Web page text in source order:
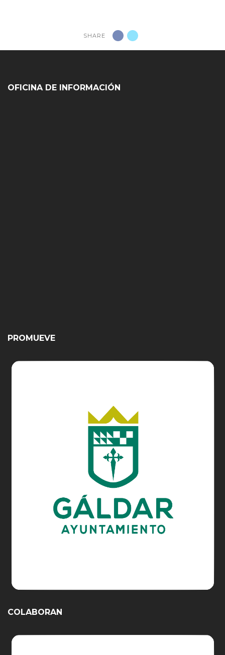
SHARE
OFICINA DE INFORMACIÓN
PROMUEVE
COLABORAN